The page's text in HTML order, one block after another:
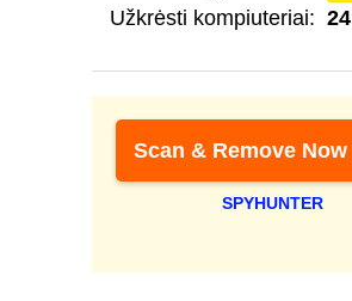
Užkrėsti kompiuteriai: 24
Scan & Remove Now
SPYHUNTER